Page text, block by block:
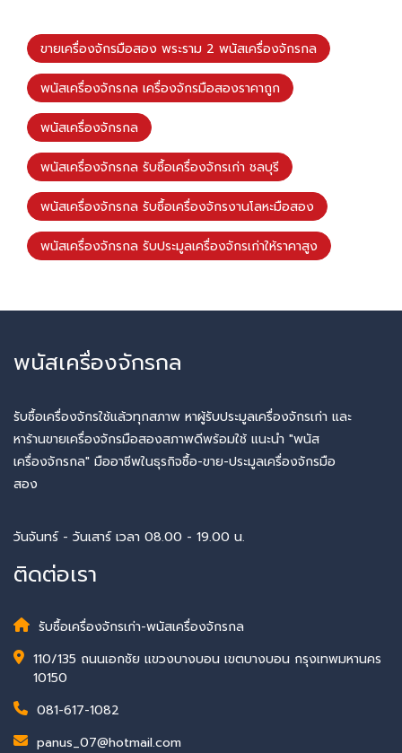
ขายเครื่องจักรมือสอง พระราม 2 พนัสเครื่องจักรกล
พนัสเครื่องจักรกล เครื่องจักรมือสองราคาถูก
พนัสเครื่องจักรกล
พนัสเครื่องจักรกล รับซื้อเครื่องจักรเก่า ชลบุรี
พนัสเครื่องจักรกล รับซื้อเครื่องจักรงานโลหะมือสอง
พนัสเครื่องจักรกล รับประมูลเครื่องจักรเก่าให้ราคาสูง
พนัสเครื่องจักรกล
รับซื้อเครื่องจักรใช้แล้วทุกสภาพ หาผู้รับประมูลเครื่องจักรเก่า และ
หาร้านขายเครื่องจักรมือสองสภาพดีพร้อมใช้ แนะนำ "พนัส
เครื่องจักรกล" มืออาชีพในธุรกิจซื้อ-ขาย-ประมูลเครื่องจักรมือ
สอง
วันจันทร์ - วันเสาร์ เวลา 08.00 - 19.00 น.
ติดต่อเรา
รับซื้อเครื่องจักรเก่า-พนัสเครื่องจักรกล
110/135 ถนนเอกชัย แขวงบางบอน เขตบางบอน กรุงเทพมหานคร
10150
081-617-1082
panus_07@hotmail.com